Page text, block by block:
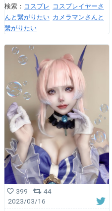
検索： コスプレ コスプレイヤーさ
んと繋がりたい カメラマンさんと
繫がりたい
399
44
2023/03/16